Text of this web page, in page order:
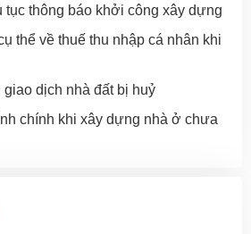
tục thông báo khởi công xây dựng
thể về thuế thu nhập cá nhân khi
giao dịch nhà đất bị huỷ
chính khi xây dựng nhà ở chưa